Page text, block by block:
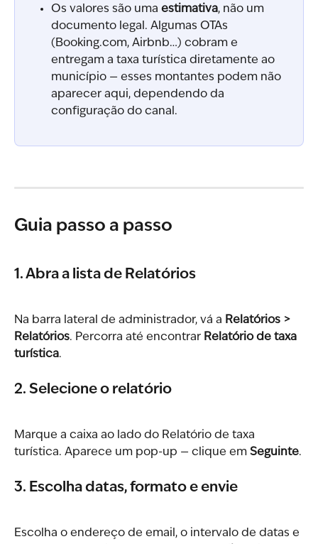
Os valores são uma estimativa, não um
documento legal. Algumas OTAs
(Booking.com, Airbnb…) cobram e
entregam a taxa turística diretamente ao
município — esses montantes podem não
aparecer aqui, dependendo da
configuração do canal.
Guia passo a passo
1. Abra a lista de Relatórios
Na barra lateral de administrador, vá a Relatórios >
Relatórios. Percorra até encontrar Relatório de taxa
turística.
2. Selecione o relatório
Marque a caixa ao lado do Relatório de taxa
turística. Aparece um pop-up — clique em Seguinte.
3. Escolha datas, formato e envie
Escolha o endereço de email, o intervalo de datas e